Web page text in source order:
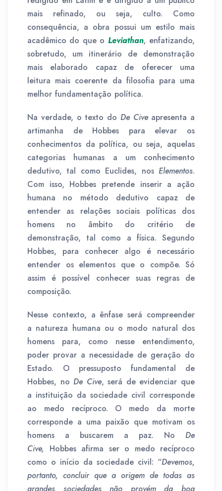
mais refinado, ou seja, culto. Como
consequência, a obra possui um estilo mais
acadêmico do que o Leviathan, enfatizando,
sobretudo, um itinerário de demonstração
mais elaborado capaz de oferecer uma
leitura mais coerente da filosofia para uma
melhor fundamentação política.
Na verdade, o texto do De Cive apresenta a
artimanha de Hobbes para elevar os
conhecimentos da política, ou seja, aquelas
categorias humanas a um conhecimento
dedutivo, tal como Euclides, nos Elementos.
Com isso, Hobbes pretende inserir a ação
humana no método dedutivo capaz de
entender as relações sociais políticas dos
homens no âmbito do critério de
demonstração, tal como a física. Segundo
Hobbes, para conhecer algo é necessário
entender os elementos que o compõe. Só
assim é possível conhecer suas regras de
composição.
Nesse contexto, a ênfase será compreender
a natureza humana ou o modo natural dos
homens para, como nesse entendimento,
poder provar a necessidade de geração do
Estado. O pressuposto fundamental de
Hobbes, noDe Cive, será de evidenciar que
a instituição da sociedade civil corresponde
ao medo recíproco. O medo da morte
corresponde a uma paixão que motivam os
homens a buscarem a paz. No De
Cive, Hobbes afirma ser o medo recíproco
como o início da sociedade civil: “Devemos,
portanto, concluir que a origem de todas as